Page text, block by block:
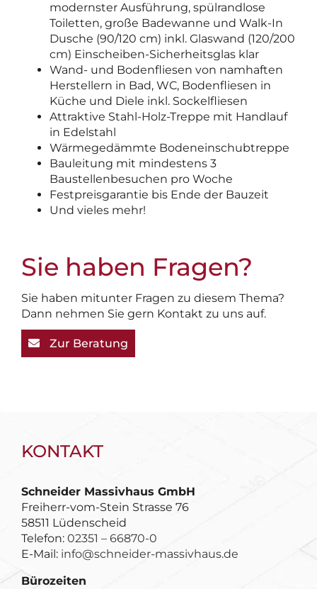
modernster Ausführung, spülrandlose
Toiletten, große Badewanne und Walk-In
Dusche (90/120 cm) inkl. Glaswand (120/200
cm) Einscheiben-Sicherheitsglas klar
Wand- und Bodenfliesen von namhaften
Herstellern in Bad, WC, Bodenfliesen in
Küche und Diele inkl. Sockelfliesen
Attraktive Stahl-Holz-Treppe mit Handlauf
in Edelstahl
Wärmegedämmte Bodeneinschubtreppe
Bauleitung mit mindestens 3
Baustellenbesuchen pro Woche
Festpreisgarantie bis Ende der Bauzeit
Und vieles mehr!
Sie haben Fragen?
Sie haben mitunter Fragen zu diesem Thema?
Dann nehmen Sie gern Kontakt zu uns auf.
Zur Beratung
KONTAKT
Schneider Massivhaus GmbH
Freiherr-vom-Stein Strasse 76
58511 Lüdenscheid
Telefon: 02351 – 66870-0
E-Mail: info@schneider-massivhaus.de
Bürozeiten